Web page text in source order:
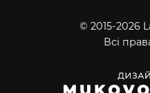
© 2015-2026
Всі